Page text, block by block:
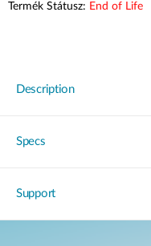
Termék Státusz: End of Life
Description
Specs
Support